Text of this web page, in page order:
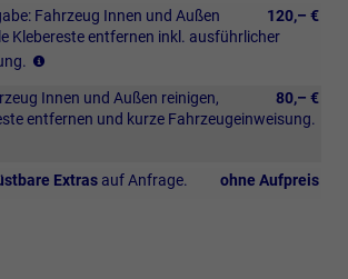
Preis
berechnen
PLZ
und
auf
120,– €
Fahrzeug Innen und Außen
Klebereste entfernen inkl. ausführlicher
möglich
in
Direktanlieferung.
80,– €
Innen und Außen reinigen,
entfernen und kurze Fahrzeugeinweisung.
ohne Aufpreis
Extras auf Anfrage.